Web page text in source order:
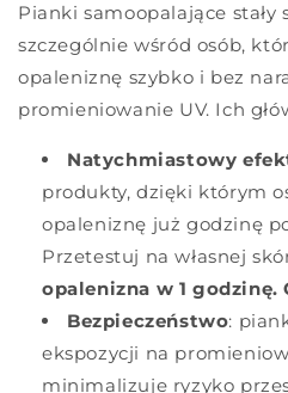
Pianki samoopalające
szczególnie wśród osób,
opaleniznę szybko i bez
promieniowanie UV. Ich
Natychmiastowy
produkty, dzięki którym
opaleniznę już godzinę
Przetestuj na własnej
opalenizna w 1 godzinę.
Bezpieczeństwo:
ekspozycji na
minimalizuje ryzyko